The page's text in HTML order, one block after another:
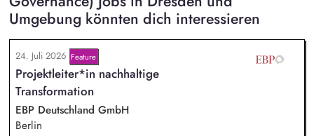
Umgebung könnten dich interessieren
24. Juli 2026 Feature
Projektleiter*in nachhaltige
Transformation
EBP Deutschland GmbH
Berlin